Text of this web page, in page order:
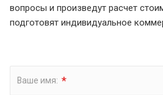
вопросы и произведут расчет
подготовят индивидуальное
Ваше имя: *